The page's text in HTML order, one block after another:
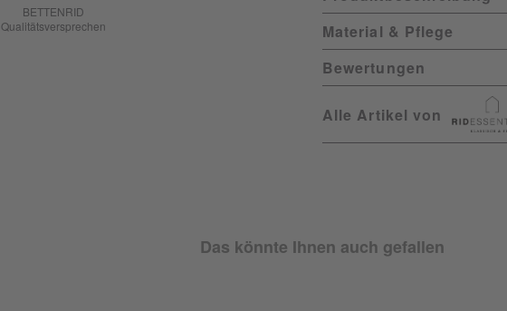
BETTENRID
Qualitätsversprechen
Material & Pflege
Bewertungen
Alle Artikel von
Das könnte Ihnen auch gefallen